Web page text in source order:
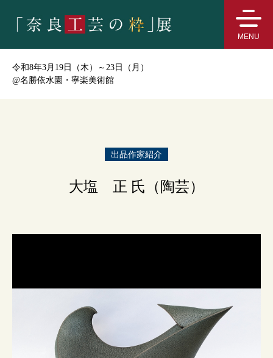
MENU
令和8年3月19日（木）～23日（月）
@名勝依水園・寧楽美術館
出品作家紹介
大塩 正 氏（陶芸）